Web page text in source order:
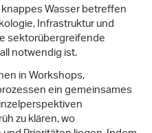
Wasser betreffen
Infrastruktur und
sektorübergreifende
notwendig ist.
in Workshops,
ein gemeinsames
zu klären, wo